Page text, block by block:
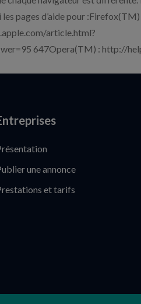
pages d’aide pour :Firefox(TM)
article.html?
647Opera(TM) : http://
une annonce
et tarifs